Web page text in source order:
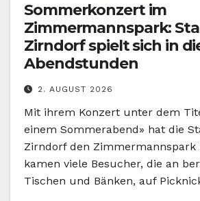
Sommerkonzert im
Zimmermannspark:
Zirndorf spielt sich in
Abendstunden
2. AUGUST 2026
Mit ihrem Konzert unter dem
einem Sommerabend» hat die
Zirndorf den Zimmermannspark
kamen viele Besucher, die an
Tischen und Bänken, auf